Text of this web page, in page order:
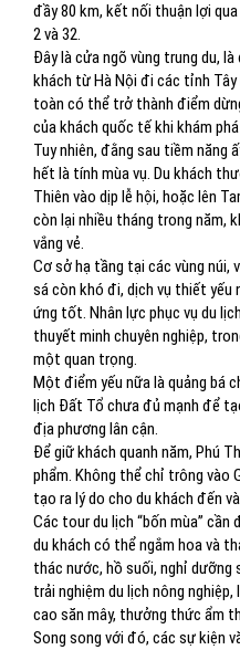
đầy 80 km, kết nối thuận lợi
2 và 32.
Đây là cửa ngõ vùng trung du,
khách từ Hà Nội đi các tỉnh Tây
toàn có thể trở thành điểm
của khách quốc tế khi khám
Tuy nhiên, đằng sau tiềm năng
hết là tính mùa vụ. Du khách
Thiên vào dịp lễ hội, hoặc lên
còn lại nhiều tháng trong năm,
vắng vẻ.
Cơ sở hạ tầng tại các vùng núi,
sá còn khó đi, dịch vụ thiết
ứng tốt. Nhân lực phục vụ du
thuyết minh chuyên nghiệp,
một quan trọng.
Một điểm yếu nữa là quảng bá
lịch Đất Tổ chưa đủ mạnh để
địa phương lân cận.
Để giữ khách quanh năm, Phú
phẩm. Không thể chỉ trông vào
tạo ra lý do cho du khách đến
Các tour du lịch “bốn mùa” cần
du khách có thể ngắm hoa và
thác nước, hồ suối, nghỉ dưỡng
trải nghiệm du lịch nông
cao săn mây, thưởng thức ẩm
Song song với đó, các sự kiện